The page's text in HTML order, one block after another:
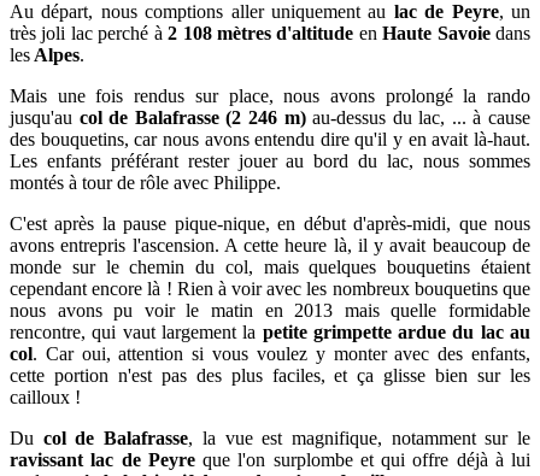
Au départ, nous comptions aller uniquement au lac de Peyre, un
très joli lac perché à 2 108 mètres d'altitude en Haute Savoiedans
les Alpes.
Mais une fois rendus sur place, nous avons prolongé la rando
jusqu'au col de Balafrasse (2 246 m)au-dessus du lac, ... à cause
des bouquetins, car nous avons entendu dire qu'il y en avait là-haut.
Les enfants préférant rester jouer au bord du lac, nous sommes
montés à tour de rôle avec Philippe.
C'est après la pause pique-nique, en début d'après-midi, que nous
avons entrepris l'ascension. A cette heure là, il y avait beaucoup de
monde sur le chemin du col, mais quelques bouquetins étaient
cependant encore là ! Rien à voir avec les nombreux bouquetins que
nous avons pu voir le matin en 2013 mais quelle formidable
rencontre, qui vaut largement la petite grimpette ardue du lac au
col. Car oui, attention si vous voulez y monter avec des enfants,
cette portion n'est pas des plus faciles, et ça glisse bien sur les
cailloux !
Du col de Balafrasse, la vue est magnifique, notamment sur le
ravissant lac de Peyreque l'on surplombe et qui offre déjà à lui